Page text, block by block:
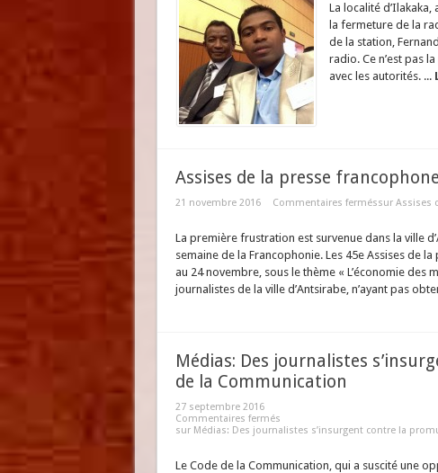
La localité
la fermeture de la
de la station,
radio. Ce n’est pas
avec les autorités. ...
Assises de la presse
21 novembre 2016 Commentaires ferméssur Assises
La première frustration est survenue dans la ville
semaine de la Francophonie. Les 45e Assises de
au 24 novembre, sous le thème « L’économie des
journalistes de la ville d’Antsirabe, n’ayant pas
Médias: Des journalistes
de la Communication
27 septembre 2016
Commentaires fermés
sur Médias: Des journalistes s’insurgent contre la
Le Code de la Communication, qui a suscité une